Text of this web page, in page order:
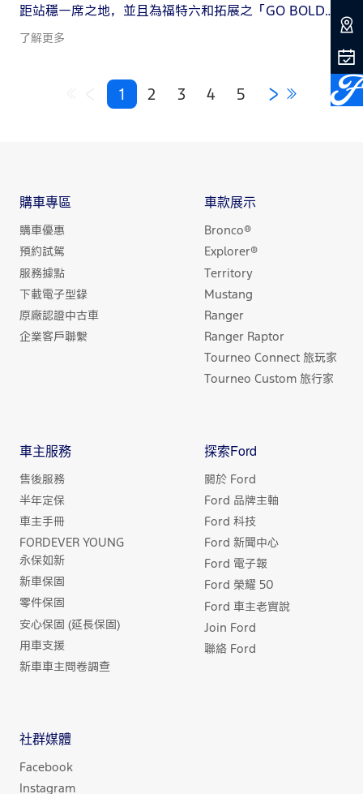
距站穩一席之地，並且為福特六和拓展之「GO BOLD
GO FORD」創新移動格局奠立穩健基礎。早先為致敬美
國傳奇公路Route 66百年里程碑所推出的「Legend 66
無界版」，其升級價值12萬的全新傳奇外觀／內裝專屬配
置，限量300台配額同步熱銷倒數中，成功斬獲市場熱烈
迴響並帶動話題。
了解更多
1 2 3 4 5
購車專區
購車優惠
預約試駕
服務據點
下載電子型錄
原廠認證中古車
企業客戶聯繫
車款展示
Bronco®
Explorer®
Territory
Mustang
Ranger
Ranger Raptor
Tourneo Connect 旅玩家
Tourneo Custom 旅行家
車主服務
售後服務
半年定保
車主手冊
FORDEVER YOUNG
永保如新
新車保固
零件保固
安心保固 (延長保固)
用車支援
新車車主問卷調查
探索Ford
關於 Ford
Ford 品牌主軸
Ford 科技
Ford 新聞中心
Ford 電子報
Ford 榮耀 50
Ford 車主老實說
Join Ford
聯絡 Ford
社群媒體
Facebook
Instagram